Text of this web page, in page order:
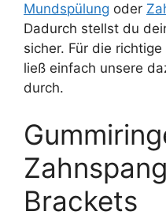
Mundspülung oder
Dadurch stellst du
sicher. Für die
ließ einfach unsere
durch.
Brackets